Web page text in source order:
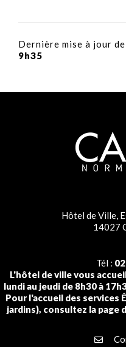
Dernière mise à jour
9h35
Hôtel de Ville,
14027
Tél :
L'hôtel de ville vous
lundi au jeudi de 8h30 à
Pour l'accueil des services
jardins), consultez la page